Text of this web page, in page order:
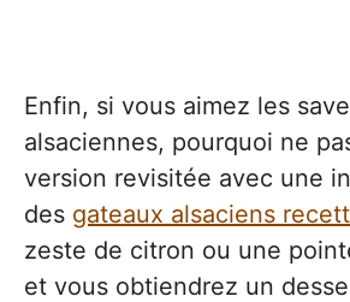
Enfin, si vous aimez les
alsaciennes, pourquoi ne
version revisitée avec une
des gateaux alsaciens
zeste de citron ou une
et vous obtiendrez un